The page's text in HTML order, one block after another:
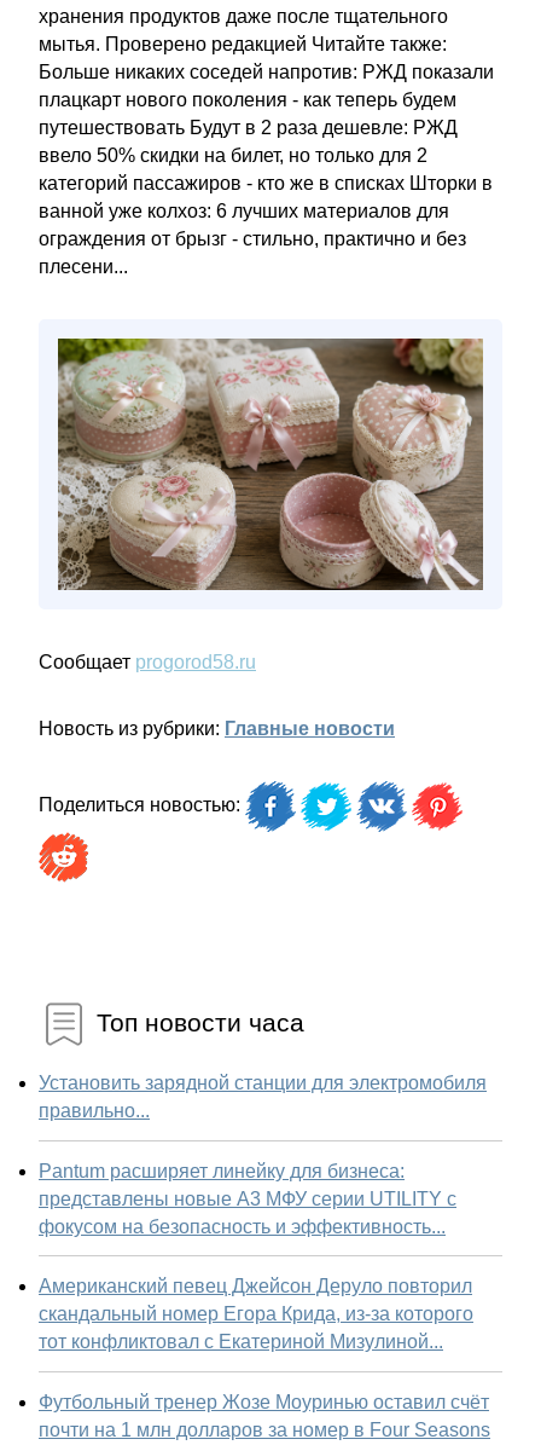
хранения продуктов даже после тщательного
мытья. Проверено редакцией Читайте также:
Больше никаких соседей напротив: РЖД показали
плацкарт нового поколения - как теперь будем
путешествовать Будут в 2 раза дешевле: РЖД
ввело 50% скидки на билет, но только для 2
категорий пассажиров - кто же в списках Шторки в
ванной уже колхоз: 6 лучших материалов для
ограждения от брызг - стильно, практично и без
плесени...
Сообщает progorod58.ru
Новость из рубрики: Главные новости
Поделиться новостью:
Топ новости часа
Установить зарядной станции для электромобиля
правильно...
Pantum расширяет линейку для бизнеса:
представлены новые А3 МФУ серии UTILITY с
фокусом на безопасность и эффективность...
Американский певец Джейсон Деруло повторил
скандальный номер Егора Крида, из-за которого
тот конфликтовал с Екатериной Мизулиной...
Футбольный тренер Жозе Моуринью оставил счёт
почти на 1 млн долларов за номер в Four Seasons